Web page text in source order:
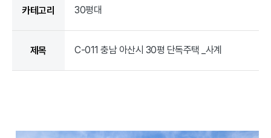
설계사례
카테고리 30평대
제목 C-011 충남 아산시 30평 단독주택 _사계